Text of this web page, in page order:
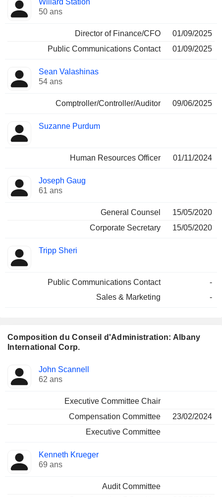
Willard Station
50 ans
Director of Finance/CFO
01/09/2025
Public Communications Contact
01/09/2025
Sean Valashinas
54 ans
Comptroller/Controller/Auditor 09/06/2025
Suzanne Purdum
Human Resources Officer 01/11/2024
Joseph Gaug
61 ans
General Counsel
15/05/2020
Corporate Secretary
15/05/2020
Tripp Sheri
Public Communications Contact
-
Sales & Marketing
-
Composition du Conseil d'Administration: Albany
International Corp.
Administrateur Comités
John Scannell
62 ans
Executive Committee Chair
Compensation Committee
23/02/2024
Executive Committee
Kenneth Krueger
69 ans
Audit Committee